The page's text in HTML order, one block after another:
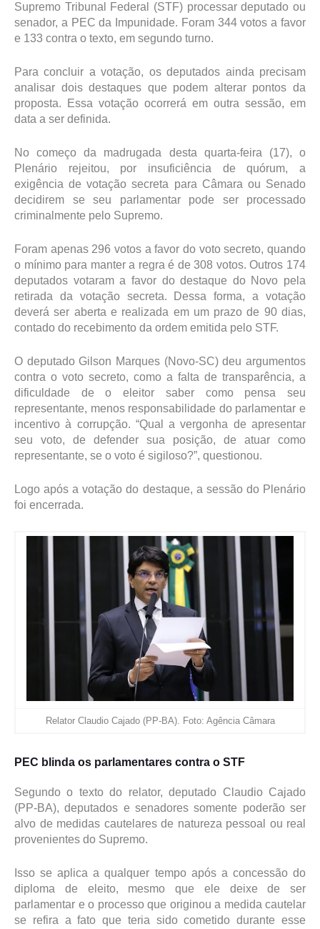
Supremo Tribunal Federal (STF) processar deputado ou
senador, a PEC da Impunidade. Foram 344 votos a favor
e 133 contra o texto, em segundo turno.
Para concluir a votação, os deputados ainda precisam
analisar dois destaques que podem alterar pontos da
proposta. Essa votação ocorrerá em outra sessão, em
data a ser definida.
No começo da madrugada desta quarta-feira (17), o
Plenário rejeitou, por insuficiência de quórum, a
exigência de votação secreta para Câmara ou Senado
decidirem se seu parlamentar pode ser processado
criminalmente pelo Supremo.
Foram apenas 296 votos a favor do voto secreto, quando
o mínimo para manter a regra é de 308 votos. Outros 174
deputados votaram a favor do destaque do Novo pela
retirada da votação secreta. Dessa forma, a votação
deverá ser aberta e realizada em um prazo de 90 dias,
contado do recebimento da ordem emitida pelo STF.
O deputado Gilson Marques (Novo-SC) deu argumentos
contra o voto secreto, como a falta de transparência, a
dificuldade de o eleitor saber como pensa seu
representante, menos responsabilidade do parlamentar e
incentivo à corrupção. “Qual a vergonha de apresentar
seu voto, de defender sua posição, de atuar como
representante, se o voto é sigiloso?”, questionou.
Logo após a votação do destaque, a sessão do Plenário
foi encerrada.
Relator Claudio Cajado (PP-BA). Foto: Agência Câmara
PEC blinda os parlamentares contra o STF
Segundo o texto do relator, deputado Claudio Cajado
(PP-BA), deputados e senadores somente poderão ser
alvo de medidas cautelares de natureza pessoal ou real
provenientes do Supremo.
Isso se aplica a qualquer tempo após a concessão do
diploma de eleito, mesmo que ele deixe de ser
parlamentar e o processo que originou a medida cautelar
se refira a fato que teria sido cometido durante esse